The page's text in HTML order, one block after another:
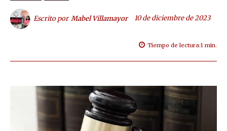
Escrito por Mabel Villamayor 10 de diciembre de 2023
Tiempo de lectura:1 min.